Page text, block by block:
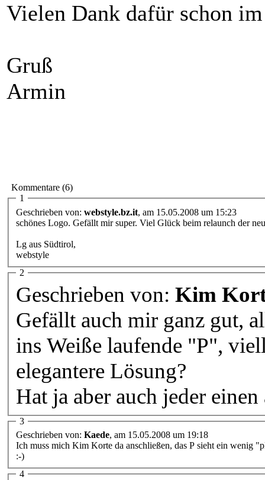
Vielen Dank dafür schon
Gruß
Armin
Kommentare (6)
1
Geschrieben von: webstyle.bz.it, am 15.05.2008 um 15:23
schönes Logo. Gefällt mir super. Viel Glück beim relaunch der
Lg aus Südtirol,
webstyle
2
Geschrieben von: Kim
Gefällt auch mir ganz gut,
ins Weiße laufende "P",
elegantere Lösung?
Hat ja aber auch jeder
3
Geschrieben von: Kaede, am 15.05.2008 um 19:18
Ich muss mich Kim Korte da anschließen, das P sieht ein wenig
:-)
4